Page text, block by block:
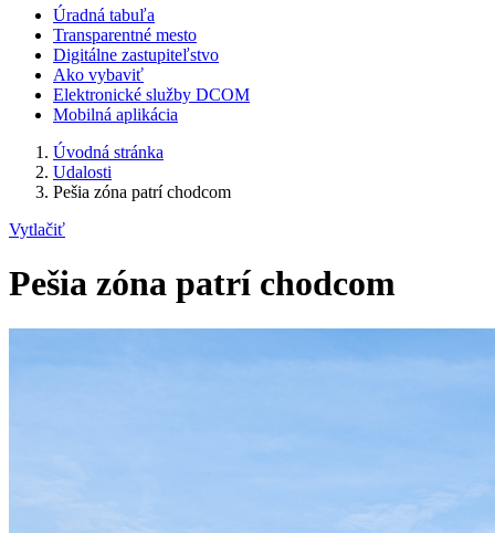
Úradná tabuľa
Transparentné mesto
Digitálne zastupiteľstvo
Ako vybaviť
Elektronické služby DCOM
Mobilná aplikácia
Úvodná stránka
Udalosti
Pešia zóna patrí chodcom
Vytlačiť
Pešia zóna patrí chodcom